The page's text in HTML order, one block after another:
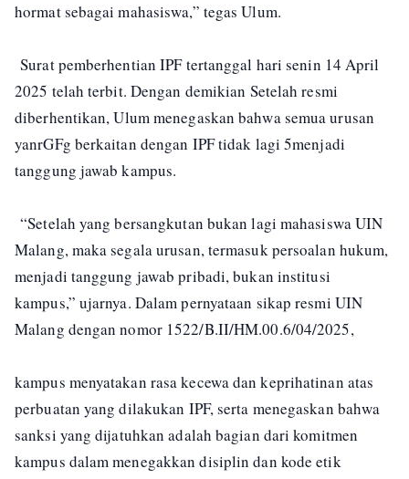
hormat sebagai mahasiswa,” tegas Ulum.
Surat pemberhentian IPF tertanggal hari senin 14 April
2025 telah terbit. Dengan demikian Setelah resmi
diberhentikan, Ulum menegaskan bahwa semua urusan
yanrGFg berkaitan dengan IPF tidak lagi 5menjadi
tanggung jawab kampus.
“Setelah yang bersangkutan bukan lagi mahasiswa UIN
Malang, maka segala urusan, termasuk persoalan hukum,
menjadi tanggung jawab pribadi, bukan institusi
kampus,” ujarnya. Dalam pernyataan sikap resmi UIN
Malang dengan nomor 1522/B.II/HM.00.6/04/2025,
kampus menyatakan rasa kecewa dan keprihatinan atas
perbuatan yang dilakukan IPF, serta menegaskan bahwa
sanksi yang dijatuhkan adalah bagian dari komitmen
kampus dalam menegakkan disiplin dan kode etik